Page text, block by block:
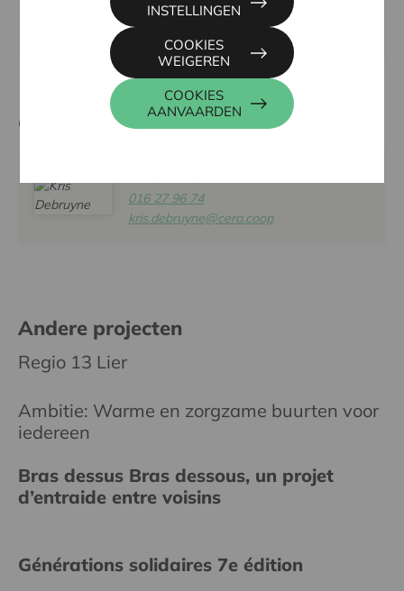
vbchiropako@gmail.com
https://www.chiropako.be
Contactpersoon
016 27 96 74
kris.debruyne@cera.coop
Andere projecten
Regio 13 Lier
Ambitie: Warme en zorgzame buurten voor
iedereen
Bras dessus Bras dessous, un projet
d’entraide entre voisins
Générations solidaires 7e édition
COOKIES
AANVAARDEN
COOKIES
WEIGEREN
INSTELLINGEN